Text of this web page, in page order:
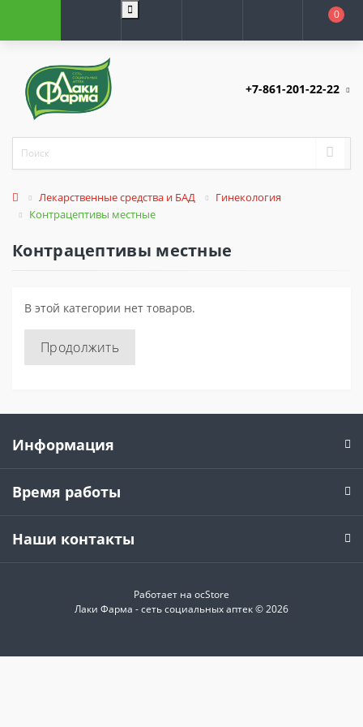
0
+7-861-201-22-22
Лекарственные средства и БАД
Гинекология
Контрацептивы местные
Контрацептивы местные
В этой категории нет товаров.
Продолжить
Информация
Время работы
Наши контакты
Работает на ocStore
Лаки Фарма - сеть социальных аптек © 2026